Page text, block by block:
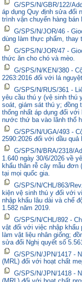
G/SPS/N/GBR/122/
áp dụng Quy định sửa đổi
trình vận chuyển hàng
G/SPS/N/JOR/46 -
dùng làm thực phẩm, thay
G/SPS/N/JOR/47 -
thức ăn cho chó và mèo.
G/SPS/N/KEN/380 -
2263:2016 đối với lá
G/SPS/N/RUS/361 -
yêu cầu thú y (vệ sinh thú
soát, giám sát thú y; đồng
thống nhất áp dụng đối
nước thứ ba vào lãnh thổ
G/SPS/N/UGA/493 -
2590:2026 đối với dầu
G/SPS/N/BRA/2318/
1.640 ngày 30/6/2026 về
khẩu thân rễ cây mẫu
tại mọi quốc gia.
G/SPS/N/CHL/863/
kiện vệ sinh thú y đối với
nhập khẩu lâu dài và chế
1.582 năm 2019.
G/SPS/N/CHL/892 -
vật đối với việc nhập khẩu
làm vật liệu nhân giống;
sửa đổi Nghị quyết số
G/SPS/N/JPN/1417 -
(MRL) đối với hoạt chất
G/SPS/N/JPN/1418 -